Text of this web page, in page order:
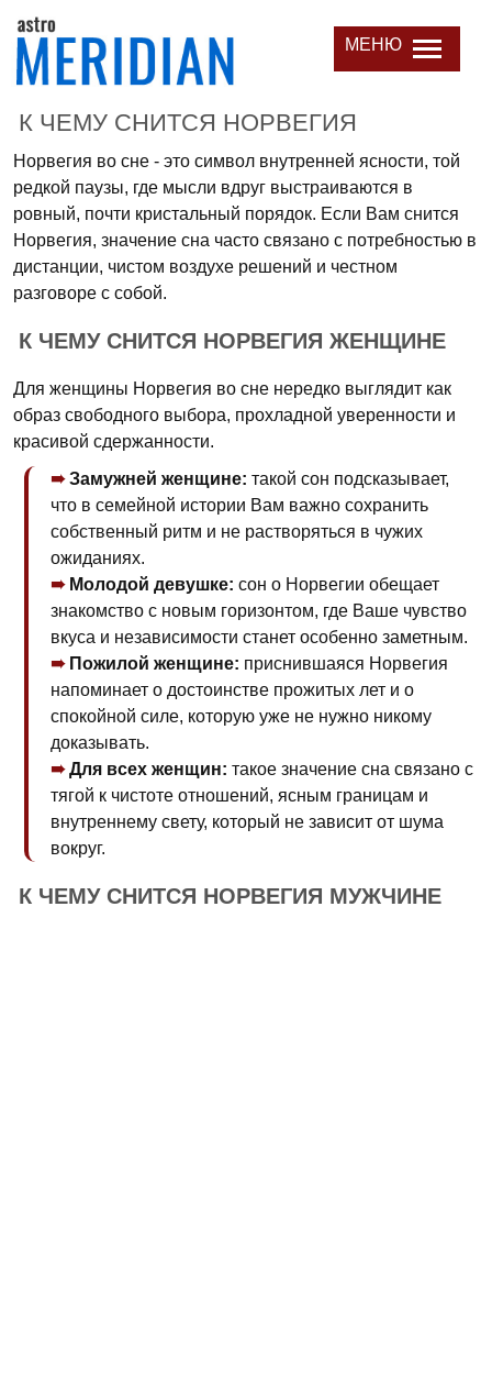
МЕНЮ
К ЧЕМУ СНИТСЯ НОРВЕГИЯ
Норвегия во сне - это символ внутренней ясности, той
редкой паузы, где мысли вдруг выстраиваются в
ровный, почти кристальный порядок. Если Вам снится
Норвегия, значение сна часто связано с потребностью в
дистанции, чистом воздухе решений и честном
разговоре с собой.
К ЧЕМУ СНИТСЯ НОРВЕГИЯ ЖЕНЩИНЕ
Для женщины Норвегия во сне нередко выглядит как
образ свободного выбора, прохладной уверенности и
красивой сдержанности.
Замужней женщине: такой сон подсказывает,
что в семейной истории Вам важно сохранить
собственный ритм и не растворяться в чужих
ожиданиях.
Молодой девушке: сон о Норвегии обещает
знакомство с новым горизонтом, где Ваше чувство
вкуса и независимости станет особенно заметным.
Пожилой женщине: приснившаяся Норвегия
напоминает о достоинстве прожитых лет и о
спокойной силе, которую уже не нужно никому
доказывать.
Для всех женщин: такое значение сна связано с
тягой к чистоте отношений, ясным границам и
внутреннему свету, который не зависит от шума
вокруг.
К ЧЕМУ СНИТСЯ НОРВЕГИЯ МУЖЧИНЕ